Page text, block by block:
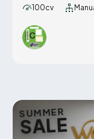
100cv
SUMMER
SALE